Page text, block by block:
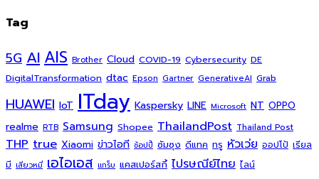
Tag
5G AI AIS Brother Cloud COVID-19 Cybersecurity DE
DigitalTransformation dtac Epson Gartner GenerativeAI Grab
HUAWEI IoT ITday Kaspersky LINE Microsoft NT OPPO
realme RTB Samsung Shopee ThailandPost Thailand Post
THP true Xiaomi ข่าวไอที ช้อปปี้ ซัมซุง ดีแทค ทรู หัวเว่ย ออปโป้ เรียล
มี เสียวหมี่ เอไอเอส แกร็บ แคสเปอร์สกี้ ไปรษณีย์ไทย ไลน์